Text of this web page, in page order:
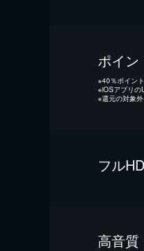
ポイン
※40％ポイン
※iOSアプリの
※還元の対象
フル
⾼⾳質